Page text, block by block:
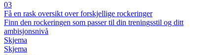
03
Få en rask oversikt over forskjellige rockeringer
Finn den rockeringen som passer til din treningsstil og ditt
ambisjonsnivå
Skjema
Skjema